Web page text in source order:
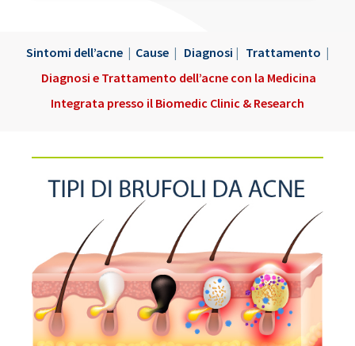
Sintomi dell’acne | Cause | Diagnosi | Trattamento |
Diagnosi e Trattamento dell’acne con la Medicina
Integrata presso il Biomedic Clinic & Research